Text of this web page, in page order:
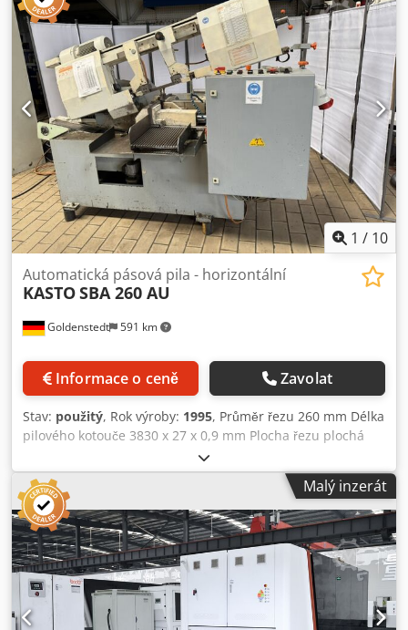
1 / 10
Goldenstedt 591 km
Automatická pásová pila - horizontální
KASTOSBA 260 AU
Informace o ceně Zavolat
Stav: použitý, Rok výroby: 1995, Průměr řezu 260 mm Délka
pilového kotouče 3830 x 27 x 0,9 mm Plocha řezu plochá
310 x 260 mm Řezná plocha čtvercová 260 x 260 mm
Rychlost řezání plynule 19-110 m/min Délka posuvu 750
mm Vícenásobná délka podávání 6750 mm Výška podpěry
materiálu 700 mm Hmotnost stroje cca. 1,4 tuny Rozměry
cca. 2100x2300x1720/1300 mm Dkodpfswhqxmex Ad Ijr vč.
různé pilové listy vč. dopravník třísek
Malý inzerát